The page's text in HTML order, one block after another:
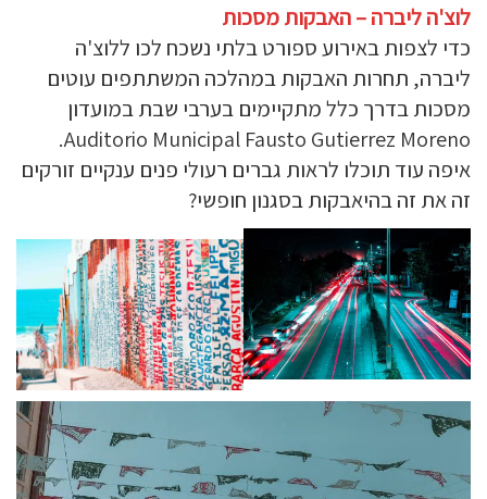
לוצ'ה ליברה – האבקות מסכות
כדי לצפות באירוע ספורט בלתי נשכח לכו ללוצ'ה
ליברה, תחרות האבקות במהלכה המשתתפים עוטים
מסכות בדרך כלל מתקיימים בערבי שבת במועדון
Auditorio Municipal Fausto Gutierrez Moreno.
איפה עוד תוכלו לראות גברים רעולי פנים ענקיים זורקים
זה את זה בהיאבקות בסגנון חופשי?